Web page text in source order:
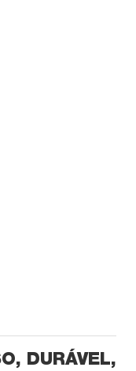
DURÁVEL,